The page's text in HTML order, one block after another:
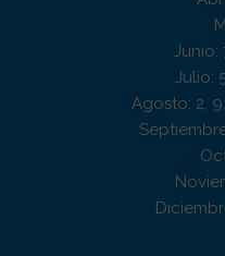
Junio:
Julio:
Agosto: 2,